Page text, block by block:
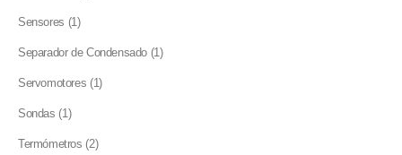
Sensores 11
Separador de Condensado 11
Servomotores 11
Sondas 11
Termómetros 22